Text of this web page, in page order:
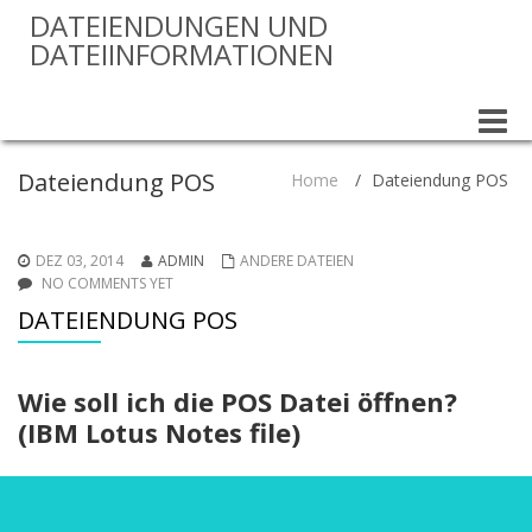
DATEIENDUNGEN UND
DATEIINFORMATIONEN
Toggle
Dateiendung POS Home / Dateiendung POS
DEZ 03, 2014 ADMIN
ANDERE DATEIEN
NO COMMENTS YET
DATEIENDUNG POS
Wie soll ich die POS Datei öffnen?
(IBM Lotus Notes file)